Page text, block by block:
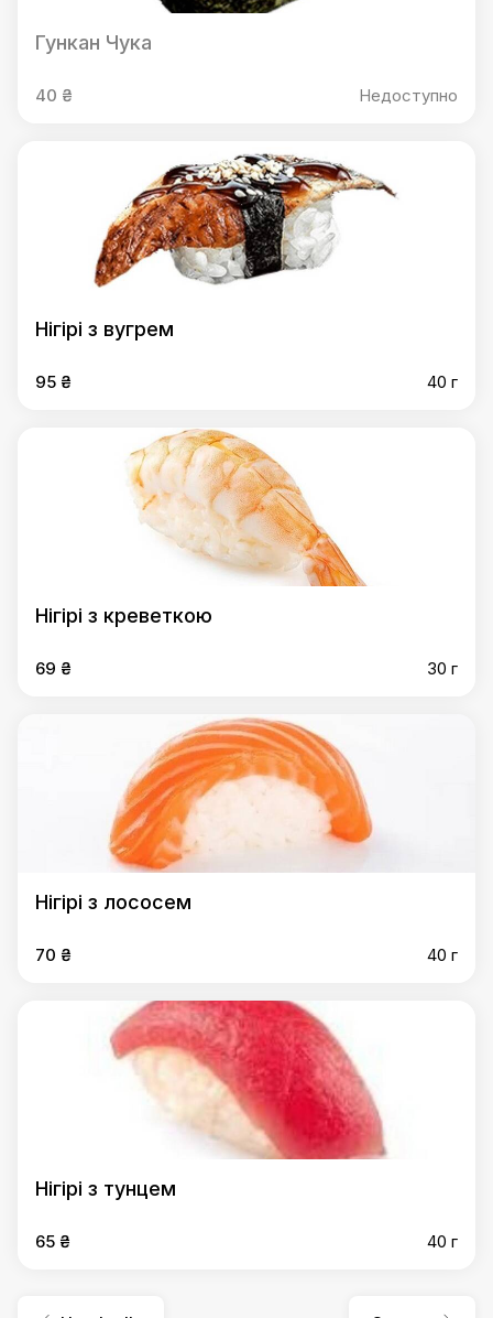
Гункан Чука
40 ₴ Недоступно
Нігірі з вугрем
95 ₴ 40 г
Нігірі з креветкою
69 ₴ 30 г
Нігірі з лососем
70 ₴ 40 г
Нігірі з тунцем
65 ₴ 40 г